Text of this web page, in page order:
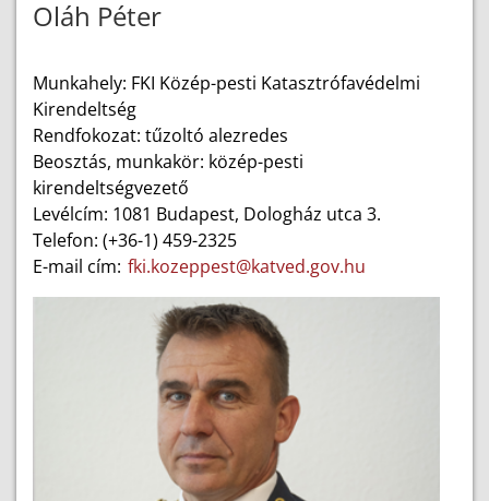
Oláh Péter
Munkahely: FKI Közép-pesti Katasztrófavédelmi
Kirendeltség
Rendfokozat: tűzoltó alezredes
Beosztás, munkakör: közép-pesti
kirendeltségvezető
Levélcím: 1081 Budapest, Dologház utca 3.
Telefon: (+36-1) 459-2325
E-mail cím: fki.kozeppest@katved.gov.hu